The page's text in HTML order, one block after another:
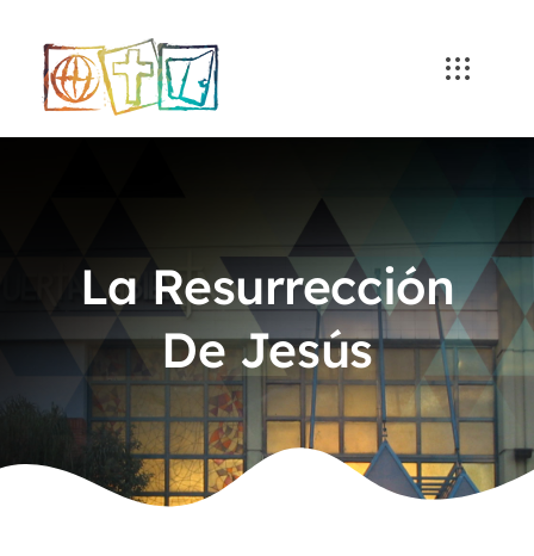
content
La Resurrección
De Jesús